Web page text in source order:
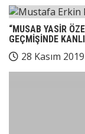
“MUSAB YASİR
GEÇMİŞİNDE
28 Kasım 2019